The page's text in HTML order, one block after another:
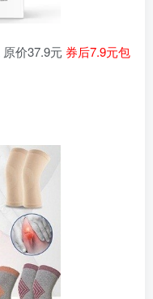
原价37.9元 券后7.9元包